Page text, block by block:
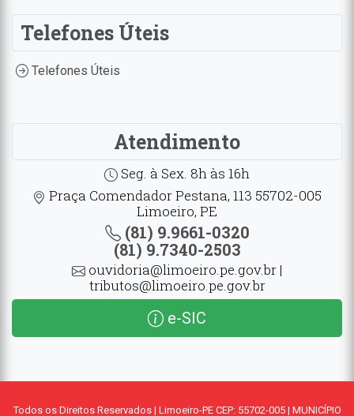
Telefones Úteis
Telefones Úteis
Atendimento
Seg. à Sex. 8h às 16h
Praça Comendador Pestana, 113 55702-005
Limoeiro, PE
(81) 9.9661-0320
(81) 9.7340-2503
ouvidoria@limoeiro.pe.gov.br |
tributos@limoeiro.pe.gov.br
e-SIC
Todos os Direitos Reservados | Limoeiro-PE CEP: 55702-005 | MUNICÍPIO